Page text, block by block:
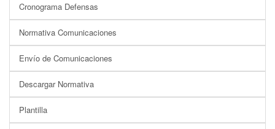
Cronograma Defensas
Normativa Comunicaciones
Envío de Comunicaciones
Descargar Normativa
Plantilla